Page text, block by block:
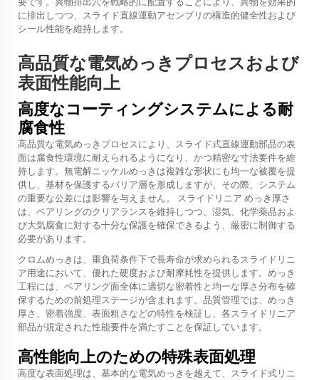
に排出しつつ、スライド直線運動アセンブリの構造的健全性および
シール性能を維持します。
高品質な電気めっきプロセスおよび
表面性能向上
高度なコーティングシステムによる耐
腐食性
高品質な電気めっきプロセスにより、スライド式直線運動部品の表
面は腐食性環境に耐えられるようになり、かつ精密な寸法要件を維
持します。無電解ニッケルめっきは複雑な形状にも均一な被覆を提
供し、基材を保護するバリア層を形成しますが、その際、システム
の重要な公差には影響を与えません。
スライドリニア めっき厚さ
は、ベアリングのクリアランスを維持しつつ、湿気、化学薬品およ
び大気腐食に対する十分な保護を確保できるよう、厳密に制御する
必要があります。
クロムめっきは、重負荷条件下で長寿命が求められるスライドリニ
ア用途において、優れた硬度および耐摩耗性を提供します。めっき
工程には、ベアリング面全体に適切な密着性と均一な厚さ分布を確
保するための前処理ステージが含まれます。品質管理では、めっき
厚さ、密着強度、表面粗さなどの特性を検証し、各スライドリニア
部品が規定された性能要件を満たすことを保証しています。
高性能向上のための特殊表面処理
高度な表面処理は、基本的な電気めっきを越えて、スライド式リニ